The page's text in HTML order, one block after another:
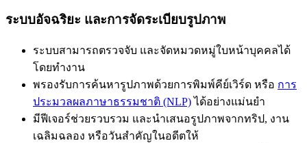
ระบบอัจฉริยะ และการจัดระเบียบรูปภาพ
ระบบสามารถตรวจจับ และจัดหมวดหมู่ใบหน้าบุคคลได้
โดยทำงาน
พรองรับการค้นหารูปภาพด้วยการพิมพ์คีย์เวิร์ด หรือ การ
ประมวลผลภาษาธรรมชาติ (NLP)ได้อย่างแม่นยำ
มีฟีเจอร์ช่วยรวบรวม และนำเสนอรูปภาพจากทริป, งาน
เฉลิมฉลอง หรือวันสำคัญในอดีตให้